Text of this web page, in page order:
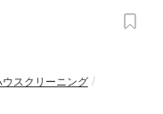
ウスクリーニング